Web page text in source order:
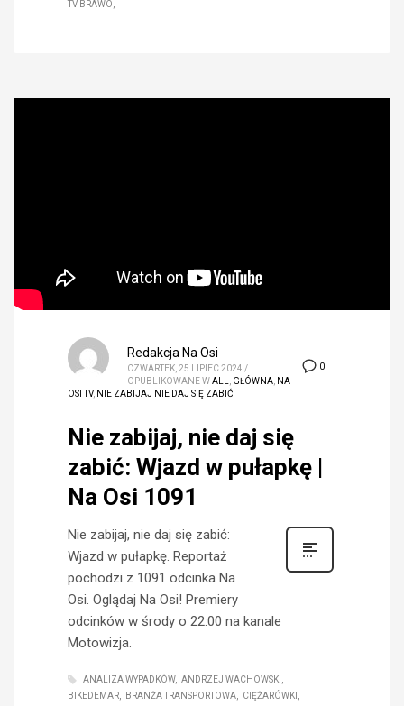
TV BRAWO
0
Redakcja Na Osi
CZWARTEK, 25 LIPIEC 2024 /
OPUBLIKOWANE WALL GŁÓWNA NA
OSI TV, NIE ZABIJAJ NIE DAJ SIĘ ZABIĆ
Nie zabijaj, nie daj się
zabić: Wjazd w pułapkę |
Na Osi 1091
Nie zabijaj, nie daj się zabić:
Wjazd w pułapkę. Reportaż
pochodzi z 1091 odcinka Na
Osi. Oglądaj Na Osi! Premiery
odcinków w środy o 22:00 na kanale
Motowizja.
ANALIZA WYPADKÓW
ANDRZEJ WACHOWSKI
BIKEDEMAR
BRANŻA TRANSPORTOWA
CIĘŻARÓWKI